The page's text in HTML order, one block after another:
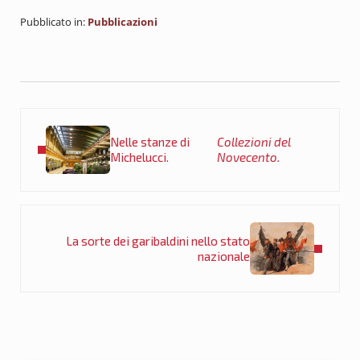
Pubblicato in: Pubblicazioni
Nelle stanze di
Michelucci.
Collezioni del
Novecento.
La sorte dei garibaldini nello stato
nazionale